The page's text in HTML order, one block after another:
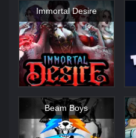
Immortal Desire
Beam Boys